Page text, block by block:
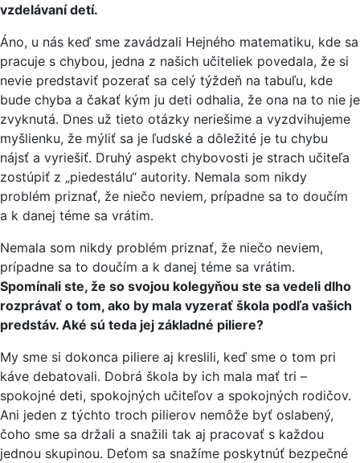
vzdelávaní detí.
Áno, u nás keď sme zavádzali Hejného matematiku, kde sa
pracuje s chybou, jedna z našich učiteliek povedala, že si
nevie predstaviť pozerať sa celý týždeň na tabuľu, kde
bude chyba a čakať kým ju deti odhalia, že ona na to nie je
zvyknutá. Dnes už tieto otázky neriešime a vyzdvihujeme
myšlienku, že mýliť sa je ľudské a dôležité je tu chybu
nájsť a vyriešiť. Druhý aspekt chybovosti je strach učiteľa
zostúpiť z „piedestálu“ autority. Nemala som nikdy
problém priznať, že niečo neviem, prípadne sa to doučím
a k danej téme sa vrátim.
Nemala som nikdy problém priznať, že niečo neviem,
prípadne sa to doučím a k danej téme sa vrátim.
Spomínali ste, že so svojou kolegyňou ste sa vedeli dlho
rozprávať o tom, ako by mala vyzerať škola podľa vašich
predstáv. Aké sú teda jej základné piliere?
My sme si dokonca piliere aj kreslili, keď sme o tom pri
káve debatovali. Dobrá škola by ich mala mať tri –
spokojné deti, spokojných učiteľov a spokojných rodičov.
Ani jeden z týchto troch pilierov nemôže byť oslabený,
čoho sme sa držali a snažili tak aj pracovať s každou
jednou skupinou. Deťom sa snažíme poskytnúť bezpečné